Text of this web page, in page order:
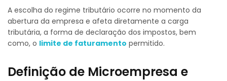
A escolha do regime tributário ocorre no momento da
abertura da empresa e afeta diretamente a carga
tributária, a forma de declaração dos impostos, bem
como, o limite de faturamento permitido.
Definição de Microempresa e